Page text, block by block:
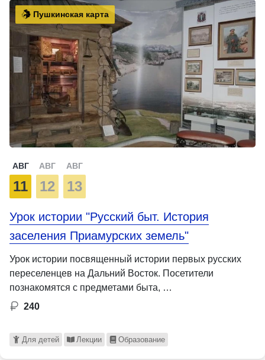
Пушкинская карта
АВГ
11
АВГ
12
АВГ
13
Урок истории "Русский быт. История
заселения Приамурских земель"
Урок истории посвященный истории первых русских
переселенцев на Дальний Восток. Посетители
познакомятся с предметами быта, …
240
Для детей Лекции Образование